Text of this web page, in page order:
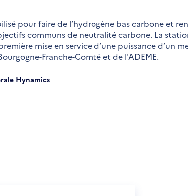
pour faire de l’hydrogène bas carbone et
communs de neutralité carbone. La
mise en service d’une puissance d’un
Franche-Comté et de l'ADEME.
Hynamics